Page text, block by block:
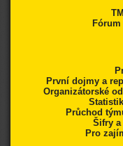
Fórum
První dojmy a
Organizátorské
Průchod
Šifry a
Pro